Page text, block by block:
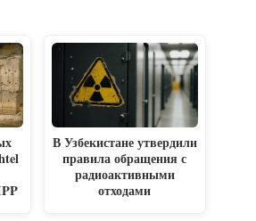
В Узбекистане утвердили
правила обращения с
радиоактивными
отходами